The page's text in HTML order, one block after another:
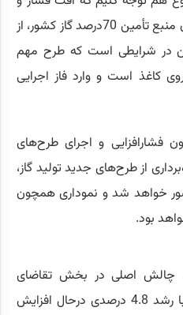
افت تولید پارس جنوبی به عنوان منبع تأمین 70درصد گاز کشور، از
در شرایطی است که طرح مهم
کاغذ است و وارد فاز اجرایی
فشارافزایی و اجرای طرح‌های
از طرح‌های جدید تولید گاز،
خواهد شد و نموداری همچون
بود.
اصلی در بخش تقاضای
مصرف است که سال به سال با رشد 4.8 درصدی درحال افزایش